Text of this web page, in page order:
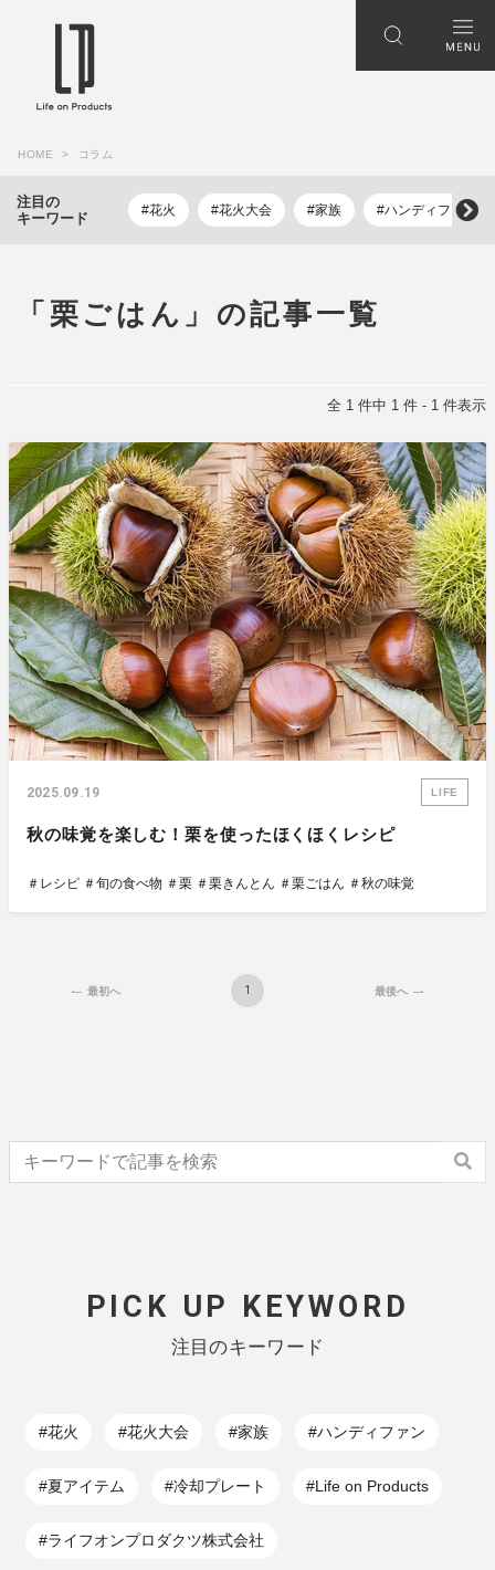
HOME コラム
注目の
キーワード
#花火 #花火大会 #家族 #ハンディファン
「栗ごはん」の記事一覧
全 1 件中 1 件 - 1 件表示
2025.09.19 LIFE
秋の味覚を楽しむ！栗を使ったほくほくレシピ
＃レシピ ＃旬の食べ物 ＃栗 ＃栗きんとん ＃栗ごはん ＃秋の味覚
最初へ 1 最後へ
PICK UP KEYWORD
注目のキーワード
#花火 #花火大会 #家族 #ハンディファン
#夏アイテム #冷却プレート #Life on Products
#ライフオンプロダクツ株式会社